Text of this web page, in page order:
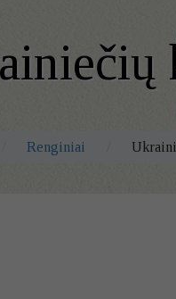
Renginiai